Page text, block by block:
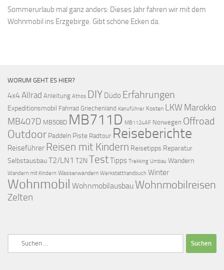
Sommerurlaub mal ganz anders: Dieses Jahr fahren wir mit dem
Wohnmobil ins Erzgebirge. Gibt schöne Ecken da.
WORUM GEHT ES HIER?
4x4 Allrad Anleitung Athos DIY Düdo Erfahrungen
Expeditionsmobil Fahrrad Griechenland Kanuführer Kosten LKW Marokko
MB407D MB508D MB711D MB1124AF Norwegen Offroad
Outdoor Paddeln Piste Radtour Reiseberichte
Reiseführer Reisen mit Kindern Reisetipps Reparatur
SelbstausbauT2/LN1 T2N TestTipps Trekking Umbau Wandern
Wandern mit Kindern Wasserwandern Werkstatthandbuch Winter
Wohnmobil Wohnmobilausbau Wohnmobilreisen
Zelten